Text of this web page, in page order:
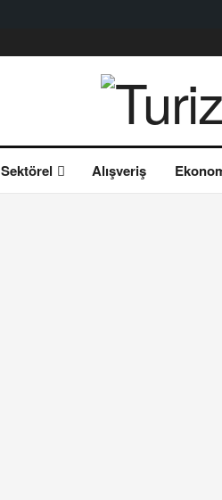
Sektörel Alışveriş